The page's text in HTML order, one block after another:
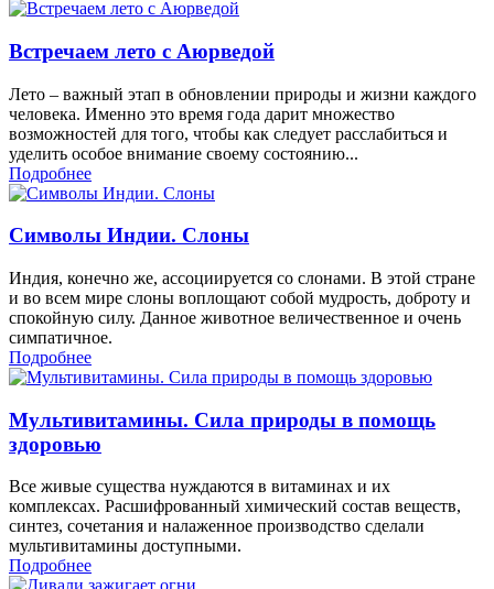
Встречаем лето с Аюрведой
Лето – важный этап в обновлении природы и жизни каждого
человека. Именно это время года дарит множество
возможностей для того, чтобы как следует расслабиться и
уделить особое внимание своему состоянию...
Подробнее
Символы Индии. Слоны
Индия, конечно же, ассоциируется со слонами. В этой стране
и во всем мире слоны воплощают собой мудрость, доброту и
спокойную силу. Данное животное величественное и очень
симпатичное.
Подробнее
Мультивитамины. Сила природы в помощь
здоровью
Все живые существа нуждаются в витаминах и их
комплексах. Расшифрованный химический состав веществ,
синтез, сочетания и налаженное производство сделали
мультивитамины доступными.
Подробнее